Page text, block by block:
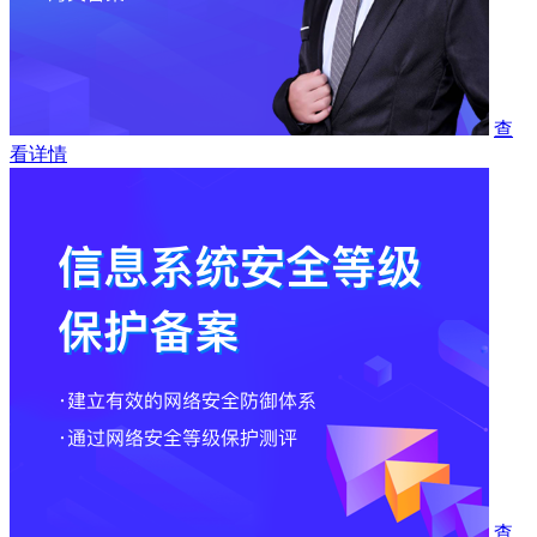
查
看详情